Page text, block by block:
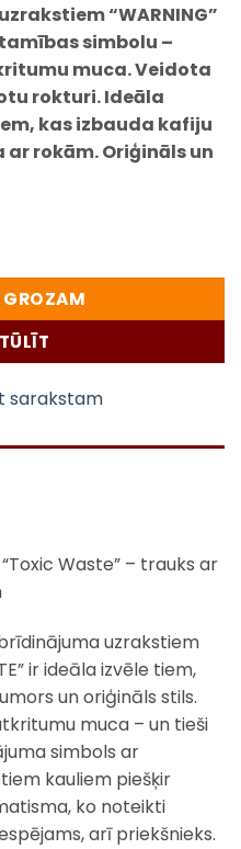
“WARNING”
simbolu –
muca. Veidota
rokturi. Ideāla
kas izbauda kafiju
rokām. Oriģināls un
Waste” – trauks ar
GROZAM
sarakstam
Waste” – trauks ar
uzrakstiem
ir ideāla izvēle tiem,
un oriģināls stils.
muca – un tieši
simbols ar
kauliem piešķir
ko noteikti
arī priekšnieks.